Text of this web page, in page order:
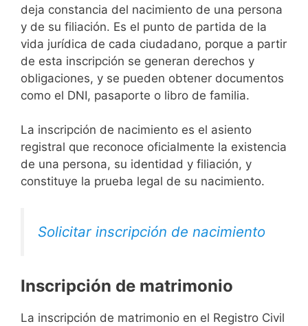
deja constancia del nacimiento de una persona
y de su filiación. Es el punto de partida de la
vida jurídica de cada ciudadano, porque a partir
de esta inscripción se generan derechos y
obligaciones, y se pueden obtener documentos
como el DNI, pasaporte o libro de familia.
La inscripción de nacimiento es el asiento
registral que reconoce oficialmente la existencia
de una persona, su identidad y filiación, y
constituye la prueba legal de su nacimiento.
Solicitar inscripción de nacimiento
Inscripción de matrimonio
La inscripción de matrimonio en el Registro Civil